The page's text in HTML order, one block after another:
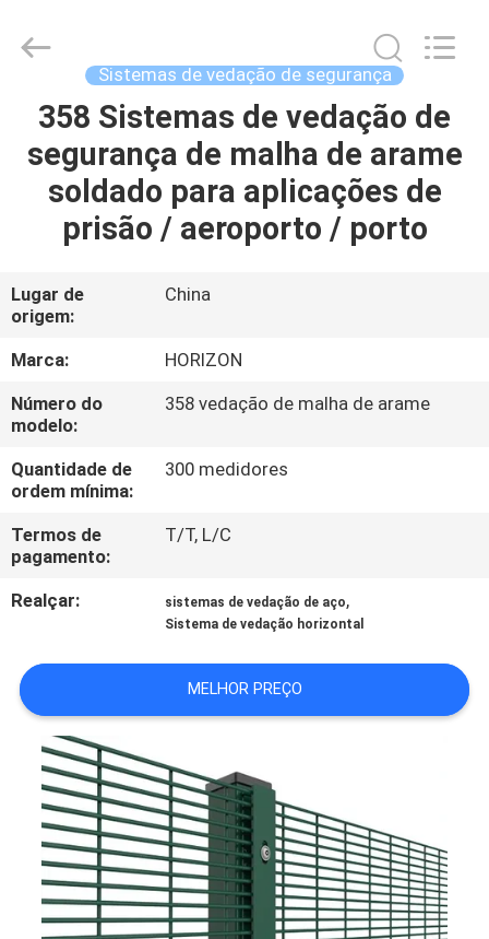
CASA
PRODUTOS
SOBRE
NÓS
EXCURSÃO
DA
FÁBRICA
CONTROLE
DA
NOS
PEÇA
UMAS
CITAÇÕES
MAPA
FORMWORK
Developed
Sistemas de vedação de segurança
358 Sistemas de vedação de
segurança de malha de arame
soldado para aplicações de
prisão / aeroporto / porto
Lugar de
origem:
China
Marca:
HORIZON
Número do
modelo:
358 vedação de malha de arame
Quantidade de
ordem mínima:
300 medidores
Termos de
pagamento:
T/T, L/C
Realçar: sistemas de vedação de aço,
Sistema de vedação horizontal
MELHOR PREÇO